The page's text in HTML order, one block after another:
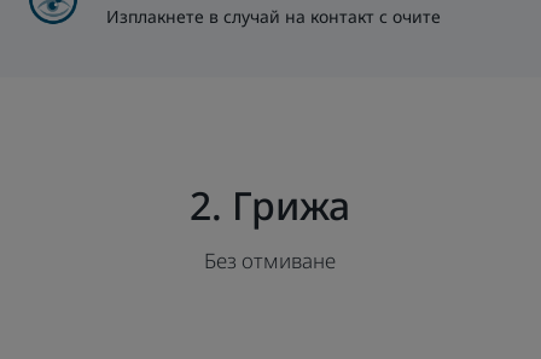
Изплакнете в случай на контакт с очите
2. Грижа
Без отмиване